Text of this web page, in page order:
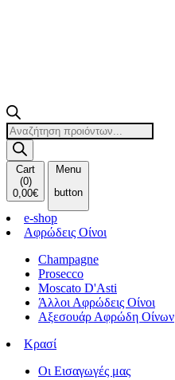
Products
search
Cart
(0)
0,00€
Menu
button
e-shop
Αφρώδεις Οίνοι
Champagne
Prosecco
Moscato D'Asti
Άλλοι Αφρώδεις Οίνοι
Αξεσουάρ Αφρώδη Οίνων
Κρασί
Οι Εισαγωγές μας